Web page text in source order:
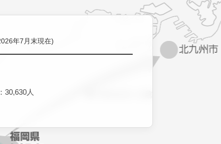
年7月末現在)
30,630人